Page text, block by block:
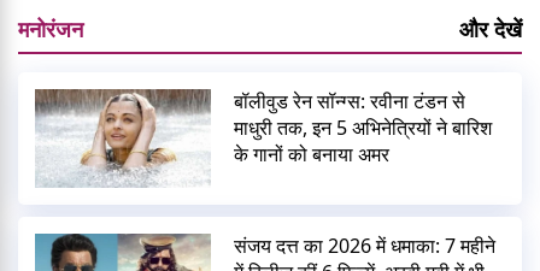
मनोरंजन और देखें
बॉलीवुड रेन सॉन्ग्स: रवीना टंडन से
माधुरी तक, इन 5 अभिनेत्रियों ने बारिश
के गानों को बनाया अमर
संजय दत्त का 2026 में धमाका: 7 महीने